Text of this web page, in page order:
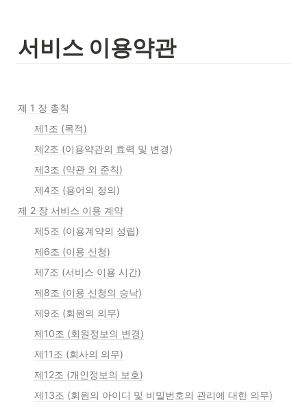
서비스 이용약관
제 1 장 총칙
제1조 (목적)
제2조 (이용약관의 효력 및 변경)
제3조 (약관 외 준칙)
제4조 (용어의 정의)
제 2 장 서비스 이용 계약
제5조 (이용계약의 성립)
제6조 (이용 신청)
제7조 (서비스 이용 시간)
제8조 (이용 신청의 승낙)
제9조 (회원의 의무)
제10조 (회원정보의 변경)
제11조 (회사의 의무)
제12조 (개인정보의 보호)
제13조 (회원의 아이디 및 비밀번호의 관리에 대한 의무)